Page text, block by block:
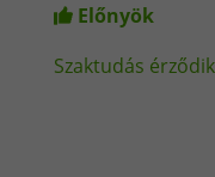
Előnyök
Szaktudás